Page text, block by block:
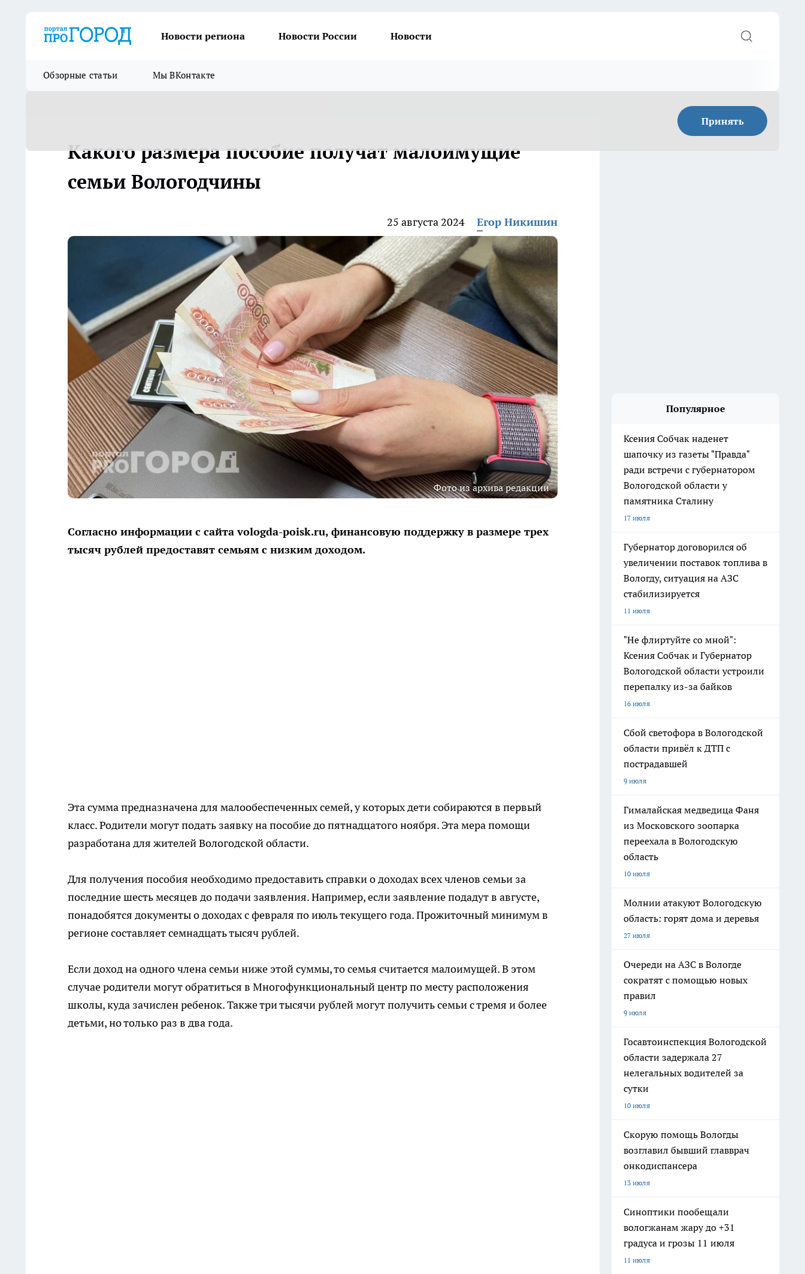
Новости региона Новости России Новости
Обзорные статьи Мы ВКонтакте
Принять
Какого размера пособие получат малоимущие
семьи Вологодчины
25 августа 2024 Егор Никишин
Фото из архива редакции
Согласно информации с сайта vologda-poisk.ru, финансовую поддержку в размере трех
тысяч рублей предоставят семьям с низким доходом.
Эта сумма предназначена для малообеспеченных семей, у которых дети собираются в первый
класс. Родители могут подать заявку на пособие до пятнадцатого ноября. Эта мера помощи
разработана для жителей Вологодской области.
Для получения пособия необходимо предоставить справки о доходах всех членов семьи за
последние шесть месяцев до подачи заявления. Например, если заявление подадут в августе,
понадобятся документы о доходах с февраля по июль текущего года. Прожиточный минимум в
регионе составляет семнадцать тысяч рублей.
Если доход на одного члена семьи ниже этой суммы, то семья считается малоимущей. В этом
случае родители могут обратиться в Многофункциональный центр по месту расположения
школы, куда зачислен ребенок. Также три тысячи рублей могут получить семьи с тремя и более
детьми, но только раз в два года.
Популярное
Ксения Собчак наденет
шапочку из газеты "Правда"
ради встречи с губернатором
Вологодской области у
памятника Сталину
17 июля
Губернатор договорился об
увеличении поставок топлива в
Вологду, ситуация на АЗС
стабилизируется
11 июля
"Не флиртуйте со мной":
Ксения Собчак и Губернатор
Вологодской области устроили
перепалку из-за байков
16 июля
Сбой светофора в Вологодской
области привёл к ДТП с
пострадавшей
9 июля
Гималайская медведица Фаня
из Московского зоопарка
переехала в Вологодскую
область
10 июля
Молнии атакуют Вологодскую
область: горят дома и деревья
27 июля
Очереди на АЗС в Вологде
сократят с помощью новых
правил
9 июля
Госавтоинспекция Вологодской
области задержала 27
нелегальных водителей за
сутки
10 июля
Скорую помощь Вологды
возглавил бывший главврач
онкодиспансера
13 июля
Синоптики пообещали
вологжанам жару до +31
градуса и грозы 11 июля
11 июля